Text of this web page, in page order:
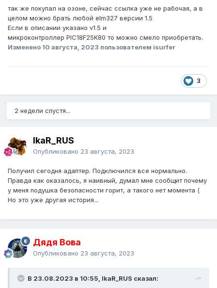
так же покупал на озоне, сейчас ссылка уже не рабочая, а в
целом можно брать любой elm327 версии 1.5
Если в описании указано v1.5 и
микроконтроллер PIC18F25K80 то можно смело приобретать.
Изменено 10 августа, 2023 пользователем isurfer
3
2 недели спустя...
IkaR_RUS
Опубликовано 23 августа, 2023
Получил сегодня адаптер. Подключился все нормально.
Правда как оказалось, я наивный, думал мне сообщит почему
у меня подушка безопасности горит, а такого нет момента (
Но это уже другая история...
Дядя Вова
Опубликовано 23 августа, 2023
В 23.08.2023 в 10:55, IkaR_RUS сказал: